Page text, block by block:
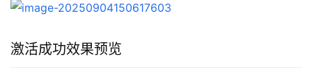
激活成功效果预览